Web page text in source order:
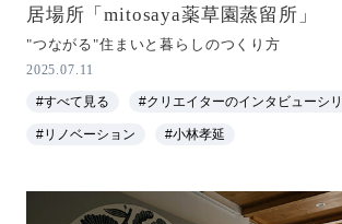
居場所「mitosaya薬草園蒸留所」
"つながる"住まいと暮らしのつくり方
2025.07.11
#すべて見る #クリエイターのインタビューシ
#リノベーション #小林孝延